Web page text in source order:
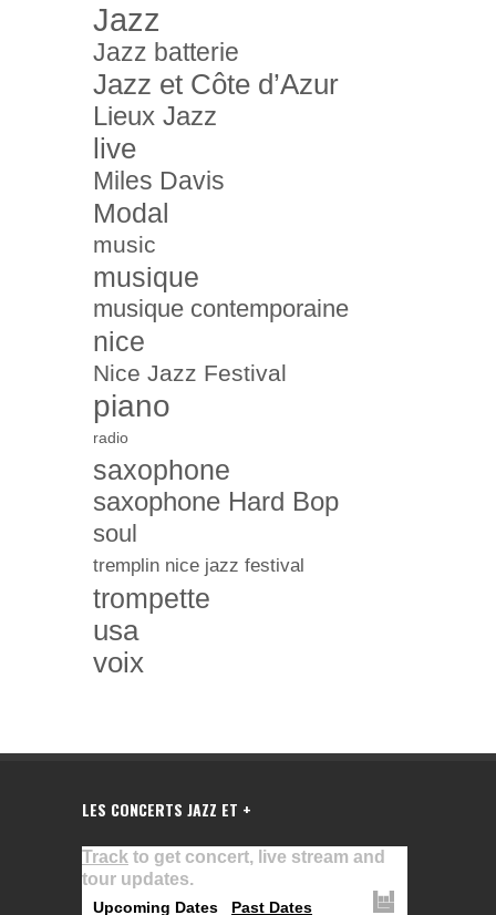
Jazz
Jazz batterie
Jazz et Côte d’Azur
Lieux Jazz
live
Miles Davis
Modal
music
musique
musique contemporaine
nice
Nice Jazz Festival
piano
radio
saxophone
saxophone Hard Bop
soul
tremplin nice jazz festival
trompette
usa
voix
LES CONCERTS JAZZ ET +
Track to get concert, live stream and
tour updates.
Upcoming Dates Past Dates